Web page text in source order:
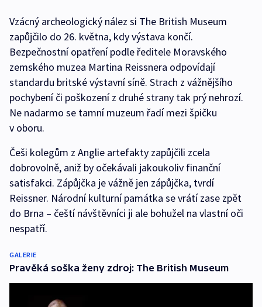
Vzácný archeologický nález si The British Museum
zapůjčilo do 26. května, kdy výstava končí.
Bezpečnostní opatření podle ředitele Moravského
zemského muzea Martina Reissnera odpovídají
standardu britské výstavní síně. Strach z vážnějšího
pochybení či poškození z druhé strany tak prý nehrozí.
Ne nadarmo se tamní muzeum řadí mezi špičku
v oboru.
Češi kolegům z Anglie artefakty zapůjčili zcela
dobrovolně, aniž by očekávali jakoukoliv finanční
satisfakci. Zápůjčka je vážně jen zápůjčka, tvrdí
Reissner. Národní kulturní památka se vrátí zase zpět
do Brna – čeští návštěvníci ji ale bohužel na vlastní oči
nespatří.
GALERIE
Pravěká soška ženy zdroj: The British Museum